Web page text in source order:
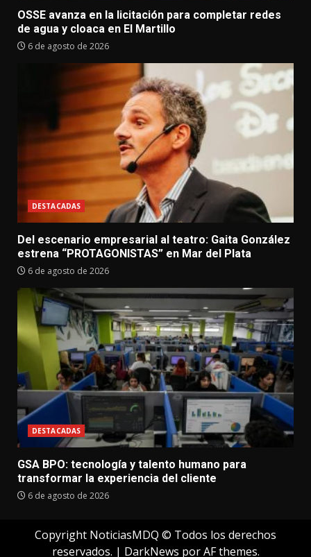
OSSE avanza en la licitación para completar redes
de agua y cloaca en El Martillo
6 de agosto de 2026
DESTACADAS
Del escenario empresarial al teatro: Gaita González
estrena “PROTAGONISTAS” en Mar del Plata
6 de agosto de 2026
DESTACADAS
GSA BPO: tecnología y talento humano para
transformar la experiencia del cliente
6 de agosto de 2026
Copyright NoticiasMDQ © Todos los derechos
reservados. | DarkNews por AF themes.